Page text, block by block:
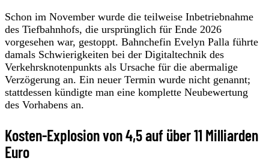
Schon im November wurde die teilweise Inbetriebnahme
des Tiefbahnhofs, die ursprünglich für Ende 2026
vorgesehen war, gestoppt. Bahnchefin Evelyn Palla führte
damals Schwierigkeiten bei der Digitaltechnik des
Verkehrsknotenpunkts als Ursache für die abermalige
Verzögerung an. Ein neuer Termin wurde nicht genannt;
stattdessen kündigte man eine komplette Neubewertung
des Vorhabens an.
Kosten-Explosion von 4,5 auf über 11 Milliarden
Euro